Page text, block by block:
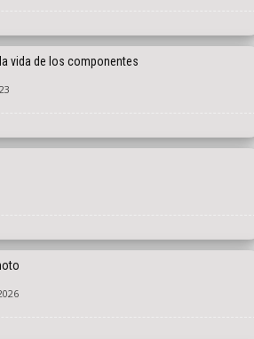
vida de los componentes